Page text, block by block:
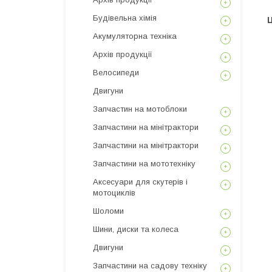
Будівельна хімія
Акумуляторна техніка
Архів продукції
Велосипеди
Двигуни
Запчастин на мотоблоки
Запчастини на мінітрактори
Запчастини на мінітрактори
Запчастини на мототехніку
Аксесуари для скутерів і
мотоциклів
Шоломи
Шини, диски та колеса
Двигуни
Запчастини на садову техніку